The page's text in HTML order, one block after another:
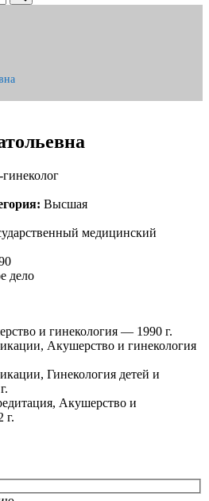
Высшая
медицинский
дело
и гинекология — 1990 г.
Акушерство и гинекология
Гинекология детей и
Акушерство и
г.